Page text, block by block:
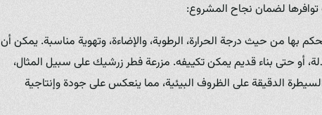
لضمان نجاح المشروع:
بها من حيث درجة الحرارة، الرطوبة، والإضاءة، وتهوية مناسبة. يمكن أن
أو حتى بناء قديم يمكن تكييفه. مزرعة فطر زرشيك على سبيل المثال،
الدقيقة على الظروف البيئية، مما ينعكس على جودة وإنتاجية